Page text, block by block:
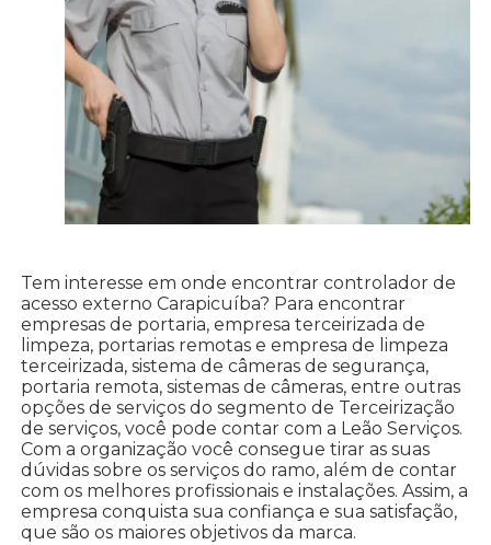
Tem interesse em onde encontrar controlador de
acesso externo Carapicuíba? Para encontrar
empresas de portaria, empresa terceirizada de
limpeza, portarias remotas e empresa de limpeza
terceirizada, sistema de câmeras de segurança,
portaria remota, sistemas de câmeras, entre outras
opções de serviços do segmento de Terceirização
de serviços, você pode contar com a Leão Serviços.
Com a organização você consegue tirar as suas
dúvidas sobre os serviços do ramo, além de contar
com os melhores profissionais e instalações. Assim, a
empresa conquista sua confiança e sua satisfação,
que são os maiores objetivos da marca.